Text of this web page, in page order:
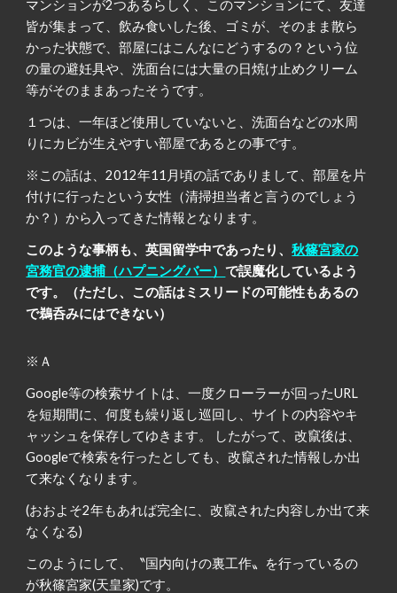
マンションが2つあるらしく、このマンションにて、友達
皆が集まって、飲み食いした後、ゴミが、そのまま散ら
かった状態で、部屋にはこんなにどうするの？という位
の量の避妊具や、洗面台には大量の日焼け止めクリーム
等がそのままあったそうです。
１つは、一年ほど使用していないと、洗面台などの水周
りにカビが生えやすい部屋であるとの事です。
※この話は、2012年11月頃の話でありまして、部屋を片
付けに行ったという女性（清掃担当者と言うのでしょう
か？）から入ってきた情報となります。
このような事柄も、英国留学中であったり、秋篠宮家の
宮務官の逮捕（ハプニングバー）で誤魔化しているよう
です。（ただし、この話はミスリードの可能性もあるの
で鵜呑みにはできない）
※Ａ
Google等の検索サイトは、一度クローラーが回ったURL
を短期間に、何度も繰り返し巡回し、サイトの内容やキ
ャッシュを保存してゆきます。 したがって、改竄後は、
Googleで検索を行ったとしても、改竄された情報しか出
て来なくなります。
(おおよそ2年もあれば完全に、改竄された内容しか出て来
なくなる)
このようにして、〝国内向けの裏工作〟を行っているの
が秋篠宮家(天皇家)です。